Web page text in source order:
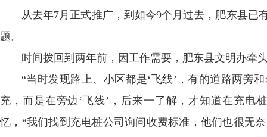
从去年7月正式推广，到如今9个月过去，肥东县已
题。
时间拨回到两年前，因工作需要，肥东县文明办牵
“当时发现路上、小区都是‘飞线’，有的道路两旁
充，而是在旁边‘飞线’，后来一了解，才知道在充电
忆，“我们找到充电桩公司询问收费标准，他们也很无